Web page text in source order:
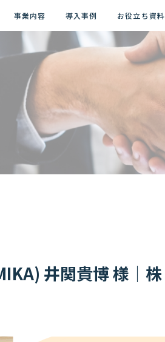
事業内容 導入事例 お役立ち資料
井関貴博 様｜株